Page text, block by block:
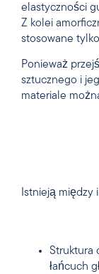
elastyczności
Z kolei
stosowane
Ponieważ
sztucznego i
materiale
Istnieją między
Struktura
łańcuch